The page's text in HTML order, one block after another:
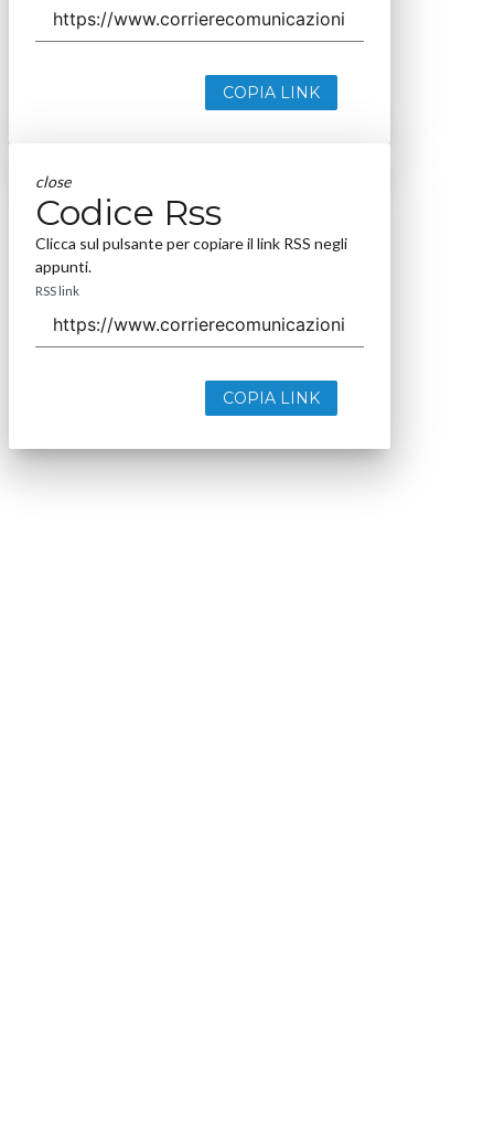
COPIA LINK
close
Codice Rss
Clicca sul pulsante per copiare il link RSS negli
appunti.
RSS link
COPIA LINK